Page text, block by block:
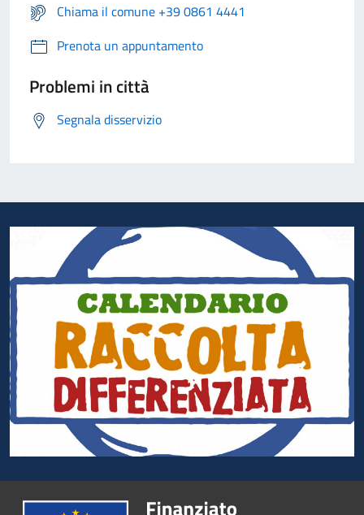
Chiama il comune +39 0861 4441
Prenota un appuntamento
Problemi in città
Segnala disservizio